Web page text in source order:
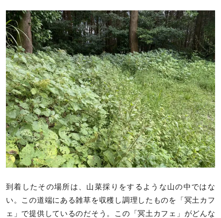
到着したその場所は、山菜採りをするような山の中ではな
い。この道端にある雑草を収穫し調理したものを「冥土カフ
ェ」で提供しているのだそう。この「冥土カフェ」がどんな